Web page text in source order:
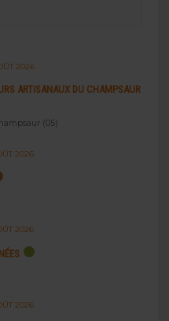
2026
ARTISANAUX DU CHAMPSAUR
(05)
2026
2026
2026